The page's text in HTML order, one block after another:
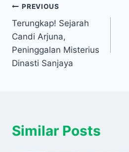
Navigasi
pos
PREVIOUS
Terungkap! Sejarah
Candi Arjuna,
Peninggalan Misterius
Dinasti Sanjaya
Similar Posts